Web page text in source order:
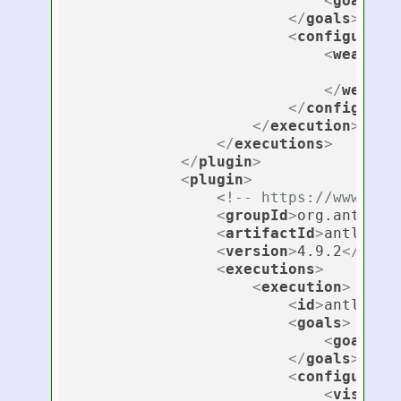
</goals>
<
<
</
</
</execution>
</executions>
</plugin>
<plugin>
<!-- https://
<groupId>org.antlr
<artifactId>antlr4-
<version>4.9.2</
<executions>
<execution>
<id>antlr
<goals>
<goal
</goals>
<
<visitor